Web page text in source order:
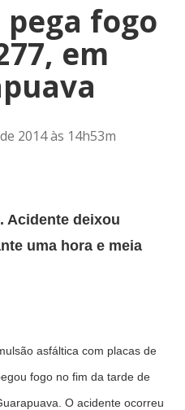
fogo
em
2014 às 14h53m
Acidente deixou
uma hora e meia
asfáltica com placas de
fogo no fim da tarde de
O acidente ocorreu